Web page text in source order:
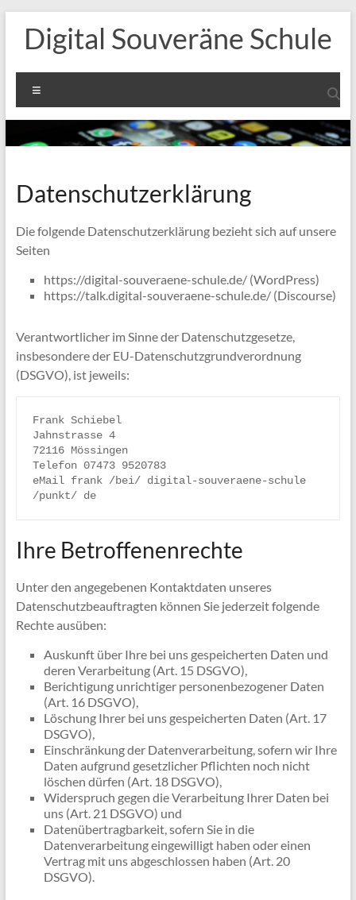
Inhalt
springen
Digital Souveräne Schule
Datenschutzerklärung
Die folgende Datenschutzerklärung bezieht sich auf unsere
Seiten
https://digital-souveraene-schule.de/ (WordPress)
https://talk.digital-souveraene-schule.de/ (Discourse)
Verantwortlicher im Sinne der Datenschutzgesetze,
insbesondere der EU-Datenschutzgrundverordnung
(DSGVO), ist jeweils:
Frank Schiebel
Jahnstrasse 4
72116 Mössingen
Telefon 07473 9520783
eMail frank /bei/ digital-souveraene-schule
/punkt/ de
Ihre Betroffenenrechte
Unter den angegebenen Kontaktdaten unseres
Datenschutzbeauftragten können Sie jederzeit folgende
Rechte ausüben:
Auskunft über Ihre bei uns gespeicherten Daten und
deren Verarbeitung (Art. 15 DSGVO),
Berichtigung unrichtiger personenbezogener Daten
(Art. 16 DSGVO),
Löschung Ihrer bei uns gespeicherten Daten (Art. 17
DSGVO),
Einschränkung der Datenverarbeitung, sofern wir Ihre
Daten aufgrund gesetzlicher Pflichten noch nicht
löschen dürfen (Art. 18 DSGVO),
Widerspruch gegen die Verarbeitung Ihrer Daten bei
uns (Art. 21 DSGVO) und
Datenübertragbarkeit, sofern Sie in die
Datenverarbeitung eingewilligt haben oder einen
Vertrag mit uns abgeschlossen haben (Art. 20
DSGVO).